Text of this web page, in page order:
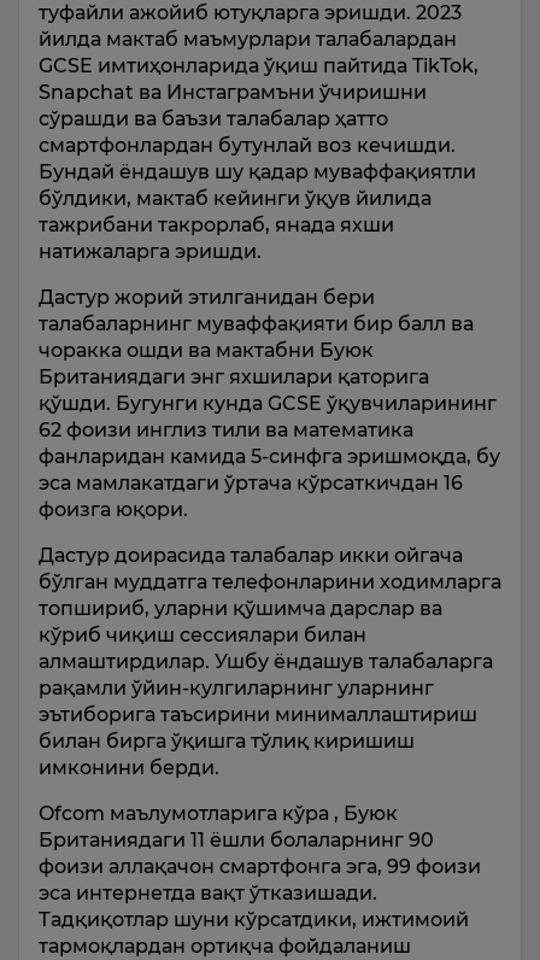
туфайли ажойиб ютуқларга эришди. 2023
йилда мактаб маъмурлари талабалардан
GCSE имтиҳонларида ўқиш пайтида TikTok,
Snapchat ва Инстаграмъни ўчиришни
сўрашди ва баъзи талабалар ҳатто
смартфонлардан бутунлай воз кечишди.
Бундай ёндашув шу қадар муваффақиятли
бўлдики, мактаб кейинги ўқув йилида
тажрибани такрорлаб, янада яхши
натижаларга эришди.
Дастур жорий этилганидан бери
талабаларнинг муваффақияти бир балл ва
чоракка ошди ва мактабни Буюк
Британиядаги энг яхшилари қаторига
қўшди. Бугунги кунда GCSE ўқувчиларининг
62 фоизи инглиз тили ва математика
фанларидан камида 5-синфга эришмоқда, бу
эса мамлакатдаги ўртача кўрсаткичдан 16
фоизга юқори.
Дастур доирасида талабалар икки ойгача
бўлган муддатга телефонларини ходимларга
топшириб, уларни қўшимча дарслар ва
кўриб чиқиш сессиялари билан
алмаштирдилар. Ушбу ёндашув талабаларга
рақамли ўйин-кулгиларнинг уларнинг
эътиборига таъсирини минималлаштириш
билан бирга ўқишга тўлиқ киришиш
имконини берди.
Ofcom маълумотларига кўра , Буюк
Британиядаги 11 ёшли болаларнинг 90
фоизи аллақачон смартфонга эга, 99 фоизи
эса интернетда вақт ўтказишади.
Тадқиқотлар шуни кўрсатдики, ижтимоий
тармоқлардан ортиқча фойдаланиш